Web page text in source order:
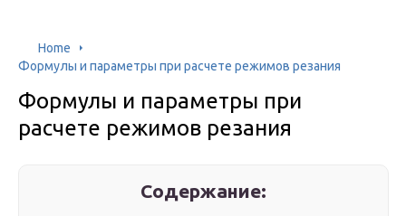
Home
Формулы и параметры при расчете режимов резания
Формулы и параметры при
расчете режимов резания
Содержание: